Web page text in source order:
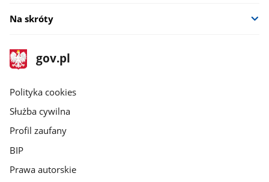
Na skróty
stopka
gov.pl
Strona
gov.pl
gov.pl
Polityka cookies
Służba cywilna
Profil zaufany
BIP
Prawa autorskie